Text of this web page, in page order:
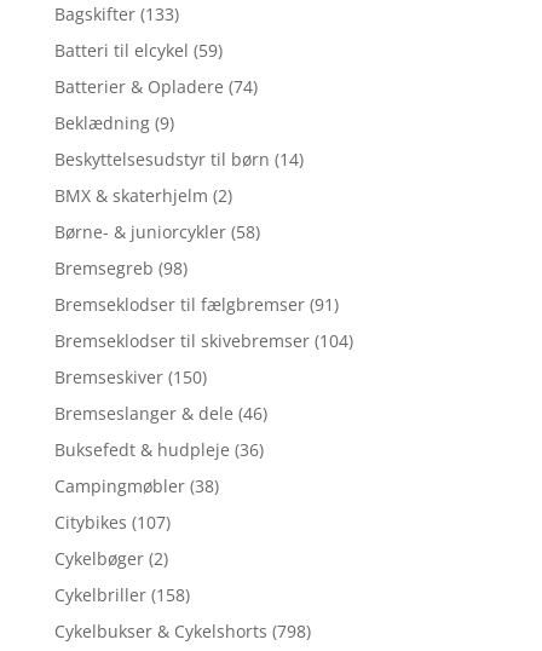
Bagskifter (133)
Batteri til elcykel (59)
Batterier & Opladere (74)
Beklædning (9)
Beskyttelsesudstyr til børn (14)
BMX & skaterhjelm (2)
Børne- & juniorcykler (58)
Bremsegreb (98)
Bremseklodser til fælgbremser (91)
Bremseklodser til skivebremser (104)
Bremseskiver (150)
Bremseslanger & dele (46)
Buksefedt & hudpleje (36)
Campingmøbler (38)
Citybikes (107)
Cykelbøger (2)
Cykelbriller (158)
Cykelbukser & Cykelshorts (798)